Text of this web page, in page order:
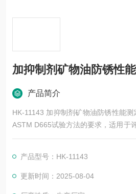
加抑制剂矿物油防锈性
产品简介
HK-11143 加抑制剂矿物油防锈性能测
ASTM D665试验方法的要求，适用于
是汽轮机油在与水混合时对铁部件
产品型号：HK-11143
更新时间：2025-08-04